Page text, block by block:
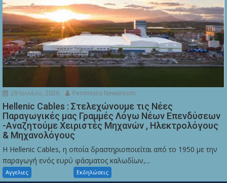
29 Ιουνίου, 2026 Permissos Newsroom
Hellenic Cables : Στελεχώνουμε τις Νέες
Παραγωγικές μας Γραμμές Λόγω Νέων Επενδύσεων
-Αναζητούμε Χειριστές Μηχανών , Ηλεκτρολόγους
& Μηχανολόγους
Η Hellenic Cables, η οποία δραστηριοποιείται από το 1950 με την
παραγωγή ενός ευρύ φάσματος καλωδίων,...
Αγγελιες Εκδηλώσεις